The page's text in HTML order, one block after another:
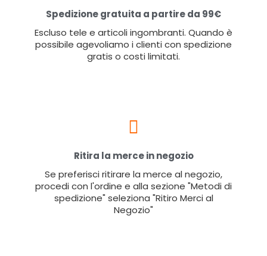
Spedizione gratuita a partire da 99€
Escluso tele e articoli ingombranti. Quando è
possibile agevoliamo i clienti con spedizione
gratis o costi limitati.
Ritira la merce in negozio
Se preferisci ritirare la merce al negozio,
procedi con l'ordine e alla sezione "Metodi di
spedizione" seleziona "Ritiro Merci al
Negozio"